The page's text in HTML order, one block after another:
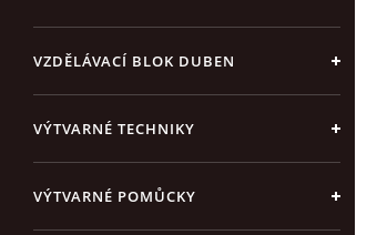
VZDĚLÁVACÍ BLOK DUBEN
VÝTVARNÉ TECHNIKY
VÝTVARNÉ POMŮCKY